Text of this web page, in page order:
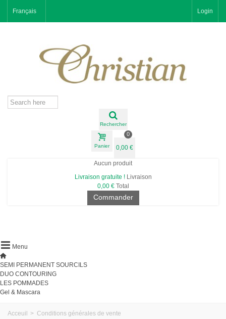
Login
Français
Rechercher
Panier
0
0,00 €
Aucun produit
Livraison gratuite ! Livraison
0,00 € Total
Commander
Menu
SEMI PERMANENT SOURCILS
DUO CONTOURING
LES POMMADES
Gel & Mascara
Acceuil > Conditions générales de vente